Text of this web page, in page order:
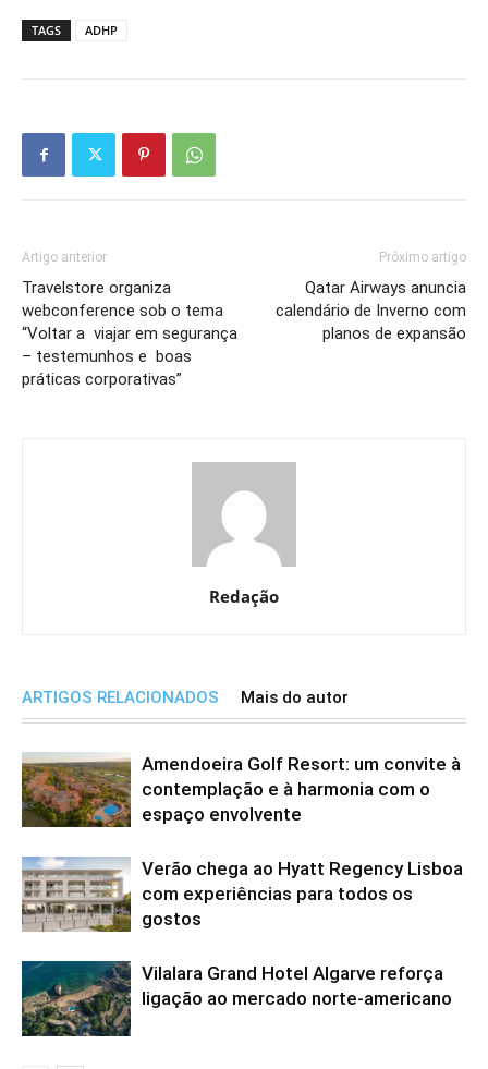
TAGS ADHP
Artigo anterior
Travelstore organiza
webconference sob o tema
“Voltar a viajar em segurança
– testemunhos e boas
práticas corporativas”
Próximo artigo
Qatar Airways anuncia
calendário de Inverno com
planos de expansão
Redação
ARTIGOS RELACIONADOS Mais do autor
Amendoeira Golf Resort: um convite à
contemplação e à harmonia com o
espaço envolvente
Verão chega ao Hyatt Regency Lisboa
com experiências para todos os
gostos
Vilalara Grand Hotel Algarve reforça
ligação ao mercado norte-americano